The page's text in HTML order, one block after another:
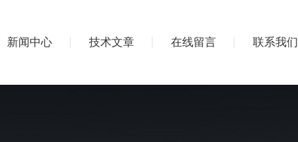
新闻中心 技术文章 在线留言 联系我们